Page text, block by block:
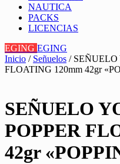
NAUTICA
PACKS
LICENCIAS
EGING EGING
Inicio / Señuelos / SEÑUELO
FLOATING 120mm 42gr
SEÑUELO
POPPER
42gr